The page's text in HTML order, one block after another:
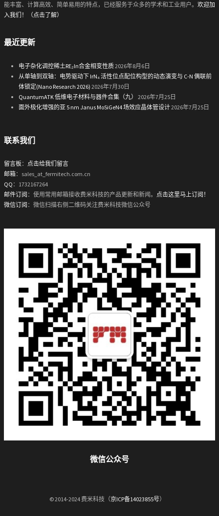
能丰富、计算高效、简单易用的特点，已经服务于众多的学术和工业用户。 欢迎加
入我们！（点击了解）
最近更新
电子杂化调控稀土RE₂In合金相变性质2026年8月6日
从单轴到双轴：电势驱动下 IrN₄ 活性位点配位构型的动态演变与 C-N 偶联前
体锁定(Nano Research 2026) 2026年7月30日
QuantumATK 低维电子材料与器件合集（九）
2026年7月25日
面外极化增强的亚 5 nm Janus MoSiGeN4 场效应晶体管设计2026年7月25日
联系我们
留言板 ： 点击给我们留言
邮箱：sales_at_fermitech.com.cn
QQ ：1732167264
邮件订阅 ：使用常用邮箱接收费米科技的产品更新和新闻。 点击这里马上订阅！
微信订阅 ：微信扫描右侧二维码关注费米科技微信公众号
微信公众号
© 2014-2024 费米科技（京ICP备14023855号）